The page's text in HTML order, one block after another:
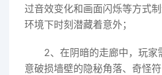
过音效变化和画面闪烁等方式
环境下时刻潜藏着意外；
2、在阴暗的走廊中，玩家
意破损墙壁的隐秘角落、奇怪